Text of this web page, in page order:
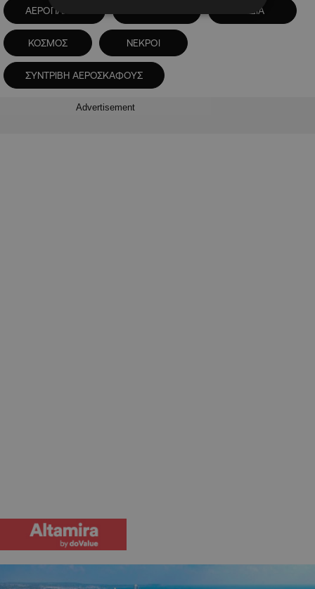
ΑΕΡΟΠΛΑΝΟ ΙΝΔΙΑ
ΚΟΣΜΟΣ ΝΕΚΡΟΙ
ΣΥΝΤΡΙΒΗ ΑΕΡΟΣΚΑΦΟΥΣ
Advertisement